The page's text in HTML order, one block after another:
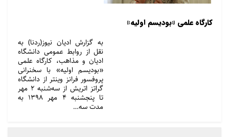
کارگاه علمی «بودیسم اولیه»
به گزارش ادیان نیوز(ردنا) به
نقل از روابط عمومی دانشگاه
ادیان و مذاهب، کارگاه علمی
«بودیسم اولیه» با سخنرانی
پروفسور فرانز وینتر از دانشگاه
گراتز اتریش از سه‌شنبه ۲ مهر
تا پنجشنبه ۴ مهر ۱۳۹۸ به
مدت سه…